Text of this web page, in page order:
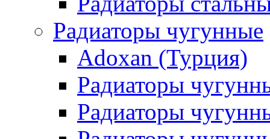
Радиаторы чугунные
Adoxan (Турция)
Радиаторы
Радиаторы